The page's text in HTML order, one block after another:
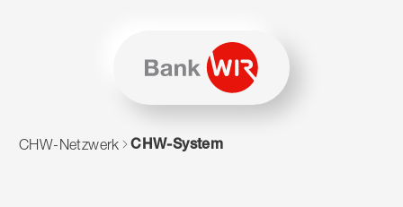
Zum Navigieren dieser Seite wird JavaScript benötigt.
CHW-Netzwerk CHW-System